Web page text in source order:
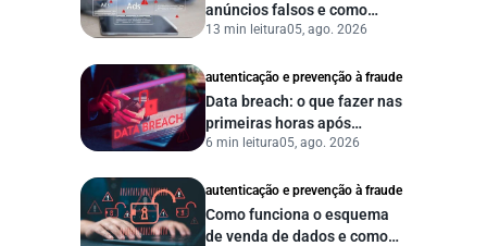
anúncios falsos e como
proteger seu negócio?
13 min leitura05, ago. 2026
autenticação e prevenção à fraude
Data breach: o que fazer nas
primeiras horas após
vazamento de dados?
6 min leitura05, ago. 2026
autenticação e prevenção à fraude
Como funciona o esquema
de venda de dados e como